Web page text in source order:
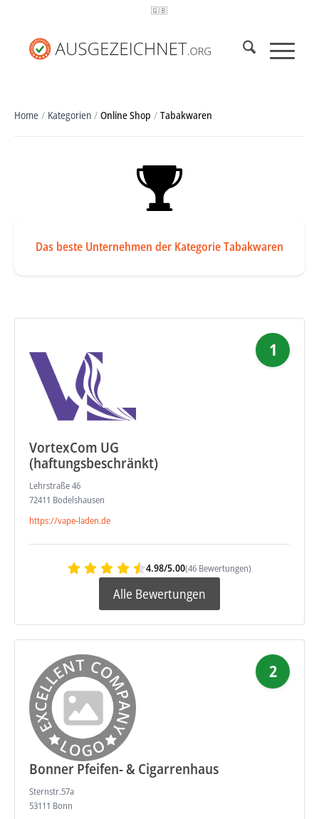
🇬🇧
Home / Kategorien / Online Shop / Tabakwaren
Das beste Unternehmen der Kategorie Tabakwaren
VortexCom UG
(haftungsbeschränkt)
Lehrstraße 46
72411 Bodelshausen
https://vape-laden.de
1
4.98/5.00(46 Bewertungen)
Alle Bewertungen
Bonner Pfeifen- & Cigarrenhaus
Sternstr.57a
53111 Bonn
2